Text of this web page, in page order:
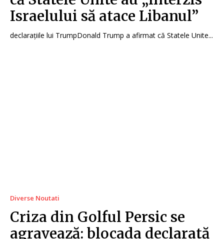
Israelului să atace Libanul”
declarațiile lui TrumpDonald Trump a afirmat că Statele Unite...
Diverse Noutati
Criza din Golful Persic se
agravează: blocada declarată